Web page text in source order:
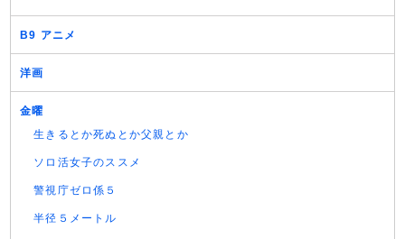
B9 アニメ
洋画
金曜
生きるとか死ぬとか父親とか
ソロ活女子のススメ
警視庁ゼロ係５
半径５メートル